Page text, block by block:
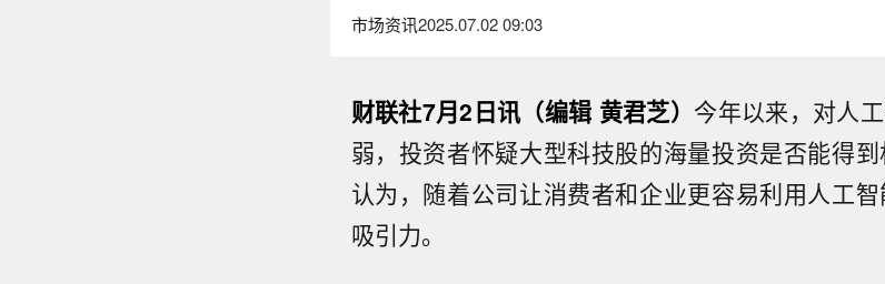
市场资讯2025.07.02 09:03
财联社7月2日讯（编辑 黄君芝） 今年以来，对人
弱，投资者怀疑大型科技股的海量投资是否能得
认为，随着公司让消费者和企业更容易利用人工
吸引力。